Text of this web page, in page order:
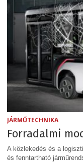
JÁRMŰTECHNIKA
Forradalmi
A közlekedés és a
és fenntartható